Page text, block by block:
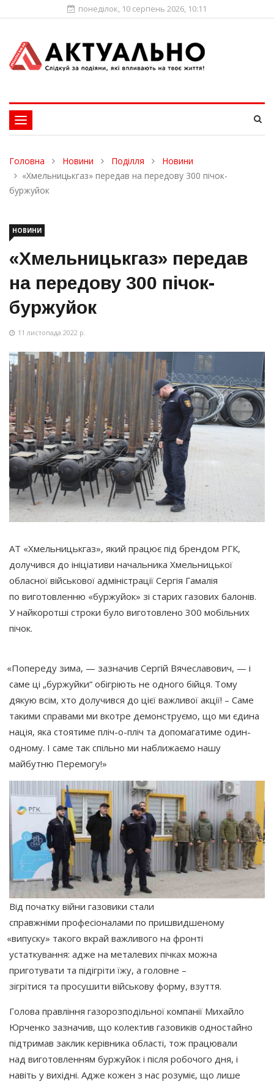
понеділок, 10 серпень 2026, 10:11
Toggle
navigation
Головна Новини Поділля
Новини
«Хмельницькгаз» передав на передову 300 пічок-
буржуйок
НОВИНИ
«Хмельницькгаз» передав
на передову 300 пічок-
буржуйок
11 листопада 2022 р.
АТ «Хмельницькгаз», який працює під брендом РГК,
долучився до ініціативи начальника Хмельницької
обласної військової адміністрації Сергія Гамалія
по виготовленню «буржуйок» зі старих газових балонів.
У найкоротші строки було виготовлено 300 мобільних
пічок.
«Попередузима, — зазначив Сергій Вячеславович, — і
саме ці „буржуйки“ обігріють не одного бійця. Тому
дякую всім, хто долучився до цієї важливої акції! – Саме
такими справами ми вкотре демонструємо, що ми єдина
нація, яка стоятиме пліч-о-пліч та допомагатиме один-
одному. І саме так спільно ми наближаємо нашу
майбутню Перемогу!»
Від початку війни газовики стали
справжніми професіоналами по пришвидшеному
«випуску» такого вкрай важливого на фронті
устаткування: адже на металевих пічках можна
приготувати та підігріти їжу, а головне –
зігрітися та просушити військову форму, взуття.
Голова правління газорозподільної компанії Михайло
Юрченко зазначив, що колектив газовиків одностайно
підтримав заклик керівника області, тож працювали
над виготовленням буржуйок і після робочого дня, і
навіть у вихідні. Адже кожен з нас розуміє, що лише